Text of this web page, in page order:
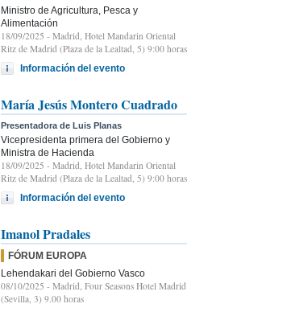
Ministro de Agricultura, Pesca y
Alimentación
18/09/2025 - Madrid, Hotel Mandarin Oriental
Ritz de Madrid (Plaza de la Lealtad, 5) 9:00 horas
Información del evento
María Jesús Montero Cuadrado
Presentadora de Luis Planas
Vicepresidenta primera del Gobierno y
Ministra de Hacienda
18/09/2025 - Madrid, Hotel Mandarin Oriental
Ritz de Madrid (Plaza de la Lealtad, 5) 9:00 horas
Información del evento
Imanol Pradales
FÓRUM EUROPA
Lehendakari del Gobierno Vasco
08/10/2025 - Madrid, Four Seasons Hotel Madrid
(Sevilla, 3) 9.00 horas